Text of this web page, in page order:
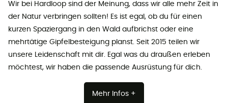
Wir bei Hardloop sind der Meinung, dass wir alle mehr Zeit in
der Natur verbringen sollten! Es ist egal, ob du für einen
kurzen Spaziergang in den Wald aufbrichst oder eine
mehrtätige Gipfelbesteigung planst. Seit 2015 teilen wir
unsere Leidenschaft mit dir. Egal was du draußen erleben
möchtest, wir haben die passende Ausrüstung für dich.
Mehr Infos +